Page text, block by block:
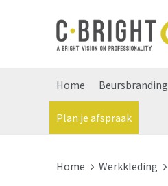
Home Beursbranding
Plan je afspraak
Home Werkkleding